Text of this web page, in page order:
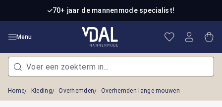
Ga naar de hoofdinhoud70+ jaar de mannenmode specialist!
Menu Je hebt 0
Home Kleding Overhemden Overhemden lange mouwen